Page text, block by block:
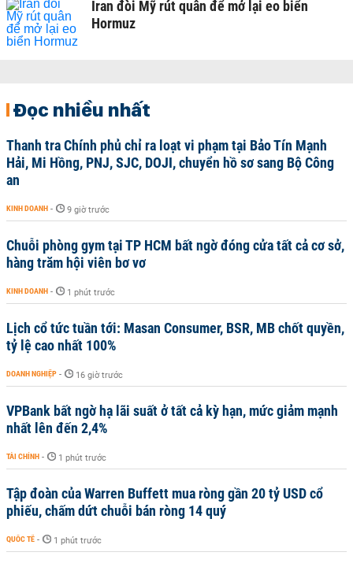
Iran đòi Mỹ rút quân để mở lại eo biển
Hormuz
Đọc nhiều nhất
Thanh tra Chính phủ chỉ ra loạt vi phạm tại Bảo Tín Mạnh
Hải, Mi Hồng, PNJ, SJC, DOJI, chuyển hồ sơ sang Bộ Công
an
KINH DOANH - 9 giờ trước
Chuỗi phòng gym tại TP HCM bất ngờ đóng cửa tất cả cơ sở,
hàng trăm hội viên bơ vơ
KINH DOANH - 1 phút trước
Lịch cổ tức tuần tới: Masan Consumer, BSR, MB chốt quyền,
tỷ lệ cao nhất 100%
DOANH NGHIỆP - 16 giờ trước
VPBank bất ngờ hạ lãi suất ở tất cả kỳ hạn, mức giảm mạnh
nhất lên đến 2,4%
TÀI CHÍNH - 1 phút trước
Tập đoàn của Warren Buffett mua ròng gần 20 tỷ USD cổ
phiếu, chấm dứt chuỗi bán ròng 14 quý
QUỐC TẾ - 1 phút trước